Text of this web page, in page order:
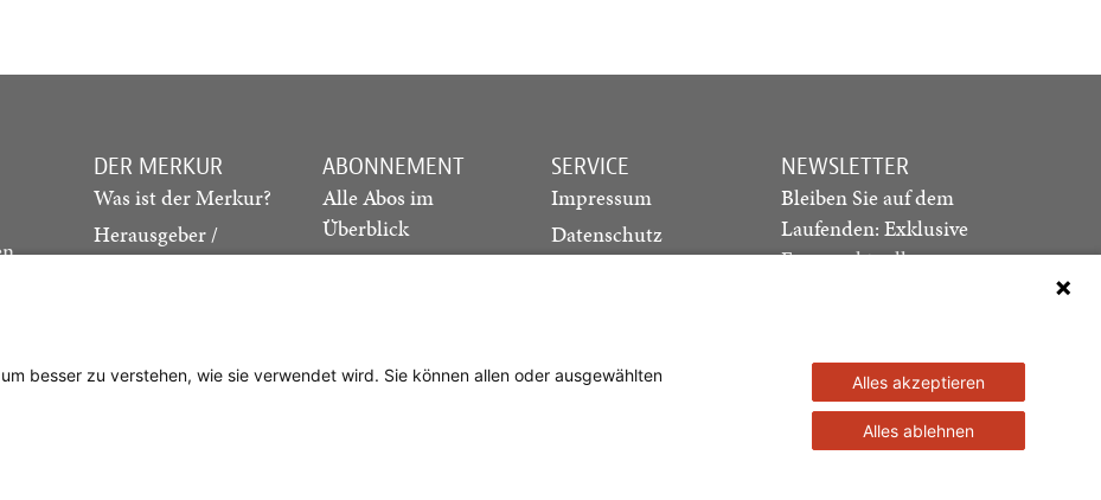
DER MERKUR
Was ist der Merkur?
Herausgeber /
ABONNEMENT
Alle Abos im
Überblick
Studierenden-Abo
SERVICE
Impressum
Datenschutz
NEWSLETTER
Bleiben Sie auf dem
Laufenden: Exklusive
Essays, aktuelle
Newsletter abonnieren
besser zu verstehen, wie sie verwendet wird. Sie können allen oder ausgewählten
Alles akzeptieren
Alles ablehnen